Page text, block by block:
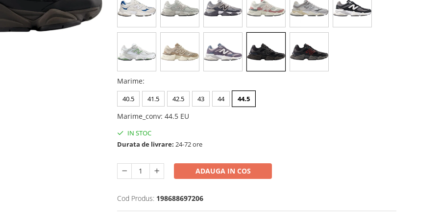
Marime:
40.5 41.5 42.5 43 44 44.5
Marime_conv: 44.5 EU
IN STOC
Durata de livrare: 24-72 ore
ADAUGA IN COS
Cod Produs: 198688697206